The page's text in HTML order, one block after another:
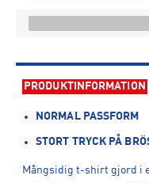
PRODUKTINFORMATION
NORMAL PASSFORM
STORT TRYCK PÅ
Mångsidig t-shirt gjord i